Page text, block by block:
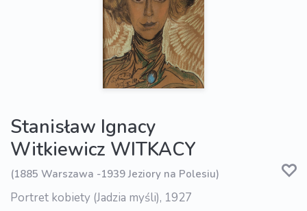
Stanisław Ignacy
Witkiewicz WITKACY
(1885 Warszawa -1939 Jeziory na Polesiu)
Portret kobiety (Jadzia myśli), 1927